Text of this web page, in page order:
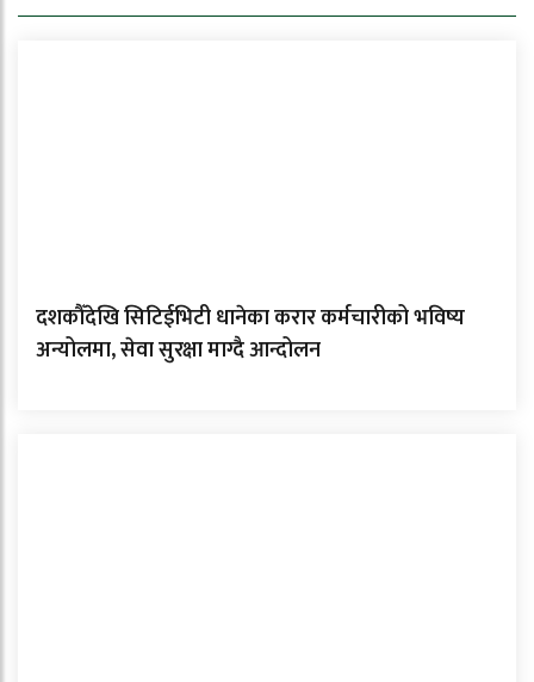
दशकौँदेखि सिटिईभिटी धानेका करार कर्मचारीको भविष्य
अन्योलमा, सेवा सुरक्षा माग्दै आन्दोलन